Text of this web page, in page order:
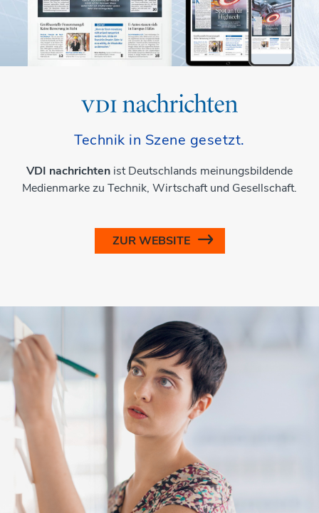
Technik in Szene gesetzt.
VDI nachrichten ist Deutschlands meinungsbildende
Medienmarke zu Technik, Wirtschaft und Gesellschaft.
ZUR WEBSITE